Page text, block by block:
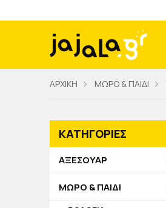
ΑΡΧΙΚΗ ΜΩΡΟ & ΠΑΙΔΙ
ΚΑΤΗΓΟΡΙΕΣ
ΑΞΕΣΟΥΑΡ
ΜΩΡΟ & ΠΑΙΔΙ